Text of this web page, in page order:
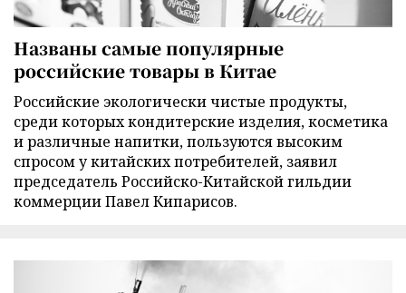
Названы самые популярные
российские товары в Китае
Российские экологически чистые продукты,
среди которых кондитерские изделия, косметика
и различные напитки, пользуются высоким
спросом у китайских потребителей, заявил
председатель Российско-Китайской гильдии
коммерции Павел Кипарисов.